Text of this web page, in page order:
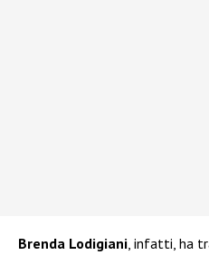
Brenda Lodigiani, infatti, ha